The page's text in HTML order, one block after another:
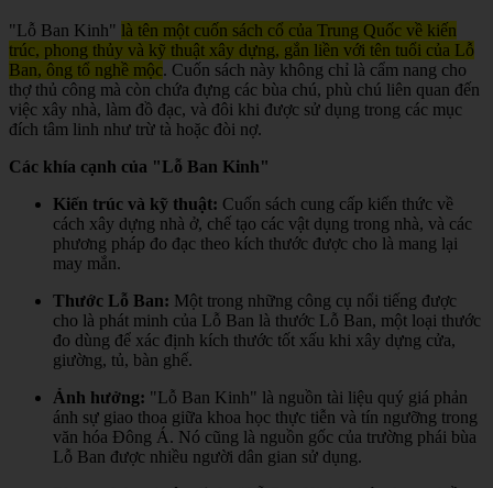
"Lỗ Ban Kinh" là tên một cuốn sách cổ của Trung Quốc về kiến
trúc, phong thủy và kỹ thuật xây dựng, gắn liền với tên tuổi của Lỗ
Ban, ông tổ nghề mộc. Cuốn sách này không chỉ là cẩm nang cho
thợ thủ công mà còn chứa đựng các bùa chú, phù chú liên quan đến
việc xây nhà, làm đồ đạc, và đôi khi được sử dụng trong các mục
đích tâm linh như trừ tà hoặc đòi nợ.
Các khía cạnh của "Lỗ Ban Kinh"
Kiến trúc và kỹ thuật: Cuốn sách cung cấp kiến thức về
cách xây dựng nhà ở, chế tạo các vật dụng trong nhà, và các
phương pháp đo đạc theo kích thước được cho là mang lại
may mắn.
Thước Lỗ Ban: Một trong những công cụ nổi tiếng được
cho là phát minh của Lỗ Ban là thước Lỗ Ban, một loại thước
đo dùng để xác định kích thước tốt xấu khi xây dựng cửa,
giường, tủ, bàn ghế.
Ảnh hưởng: "Lỗ Ban Kinh" là nguồn tài liệu quý giá phản
ánh sự giao thoa giữa khoa học thực tiễn và tín ngưỡng trong
văn hóa Đông Á. Nó cũng là nguồn gốc của trường phái bùa
Lỗ Ban được nhiều người dân gian sử dụng.